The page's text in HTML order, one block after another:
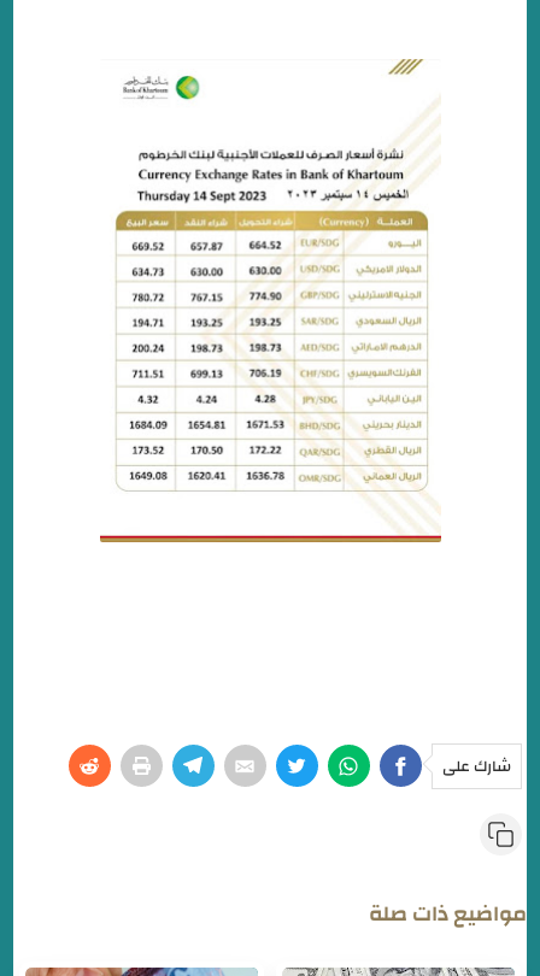
شارك على
مواضيع ذات صلة